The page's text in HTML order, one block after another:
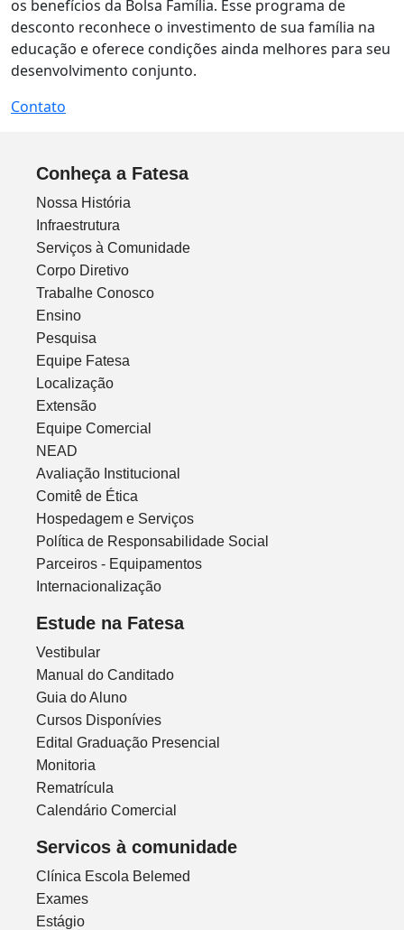
os benefícios da Bolsa Família. Esse programa de
desconto reconhece o investimento de sua família na
educação e oferece condições ainda melhores para seu
desenvolvimento conjunto.
Contato
Conheça a Fatesa
Nossa História
Infraestrutura
Serviços à Comunidade
Corpo Diretivo
Trabalhe Conosco
Ensino
Pesquisa
Equipe Fatesa
Localização
Extensão
Equipe Comercial
NEAD
Avaliação Institucional
Comitê de Ética
Hospedagem e Serviços
Política de Responsabilidade Social
Parceiros - Equipamentos
Internacionalização
Estude na Fatesa
Vestibular
Manual do Canditado
Guia do Aluno
Cursos Disponívies
Edital Graduação Presencial
Monitoria
Rematrícula
Calendário Comercial
Servicos à comunidade
Clínica Escola Belemed
Exames
Estágio